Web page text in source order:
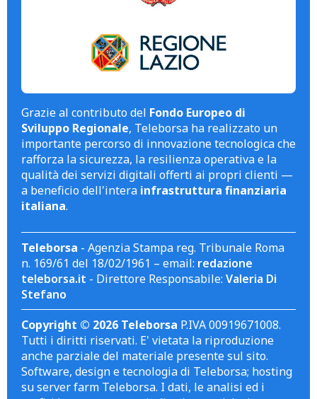
Grazie al contributo del Fondo Europeo di
Sviluppo Regionale, Teleborsa ha realizzato un
importante percorso di innovazione tecnologica che
rafforza la sicurezza, la resilienza operativa e la
qualità dei servizi digitali offerti ai propri clienti —
a beneficio dell'intera infrastruttura finanziaria
italiana.
Teleborsa - Agenzia Stampa reg. Tribunale Roma
n. 169/61 del 18/02/1961 – email: redazione
teleborsa.it - Direttore Responsabile: Valeria Di
Stefano
Copyright © 2026 Teleborsa P.IVA 00919671008.
Tutti i diritti riservati. E' vietata la riproduzione
anche parziale del materiale presente sul sito.
Software, design e tecnologia di Teleborsa; hosting
su server farm Teleborsa. I dati, le analisi ed i